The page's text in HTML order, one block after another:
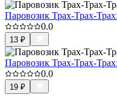
Паровозик Трах-Трах-
0.0
13 ₽
Паровозик Трах-Трах-
0.0
19 ₽